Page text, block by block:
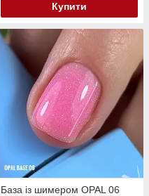
Купити
База із шимером OPAL 06